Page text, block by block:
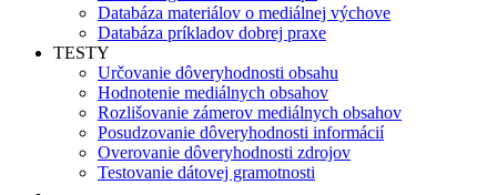
Databáza materiálov o mediálnej výchove
Databáza príkladov dobrej praxe
TESTY
Určovanie dôveryhodnosti obsahu
Hodnotenie mediálnych obsahov
Rozlišovanie zámerov mediálnych obsahov
Posudzovanie dôveryhodnosti informácií
Overovanie dôveryhodnosti zdrojov
Testovanie dátovej gramotnosti